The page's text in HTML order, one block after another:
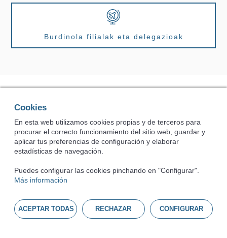
Burdinola filialak eta delegazioak
Edo guk deituko dizugu
Cookies
En esta web utilizamos cookies propias y de terceros para
procurar el correcto funcionamiento del sitio web, guardar y
aplicar tus preferencias de configuración y elaborar
estadísticas de navegación.
Puedes configurar las cookies pinchando en "Configurar".
Más información
ACEPTAR TODAS RECHAZAR CONFIGURAR